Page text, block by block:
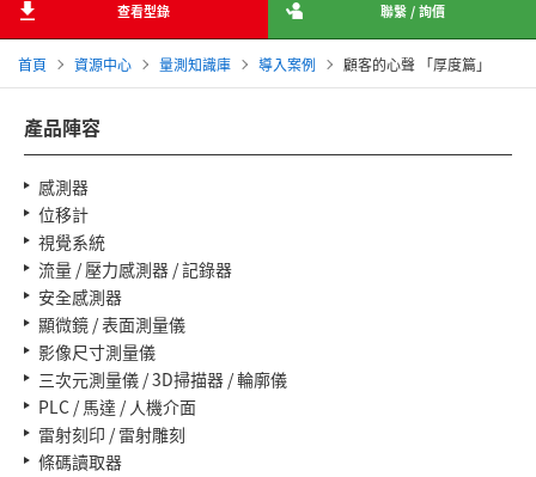
首頁 資源中心 量測知識庫 導入案例 顧客的心聲 「厚度篇」
查看型錄 聯繫 / 詢價
產品陣容
感測器
位移計
視覺系統
流量 / 壓力感測器 / 記錄器
安全感測器
顯微鏡 / 表面測量儀
影像尺寸測量儀
三次元測量儀 / 3D掃描器 / 輪廓儀
PLC / 馬達 / 人機介面
雷射刻印 / 雷射雕刻
條碼讀取器